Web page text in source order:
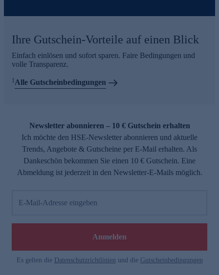
Ihre Gutschein-Vorteile auf einen Blick
Einfach einlösen und sofort sparen. Faire Bedingungen und
volle Transparenz.
1Alle Gutscheinbedingungen
Newsletter abonnieren – 10 € Gutschein erhalten
Ich möchte den HSE-Newsletter abonnieren und aktuelle
Trends, Angebote & Gutscheine per E-Mail erhalten. Als
Dankeschön bekommen Sie einen 10 € Gutschein. Eine
Abmeldung ist jederzeit in den Newsletter-E-Mails möglich.
E-Mail-Adresse eingeben
Anmelden
Es gelten die Datenschutzrichtlinien und die Gutscheinbedingungen